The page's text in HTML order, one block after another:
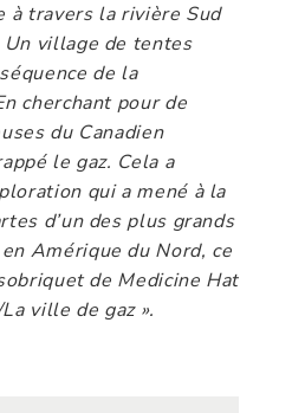
à travers la rivière Sud
Un village de tentes
de la
cherchant pour de
du Canadien
le gaz. Cela a
qui a mené à la
d’un des plus grands
Amérique du Nord, ce
de Medicine Hat
ville de gaz ».